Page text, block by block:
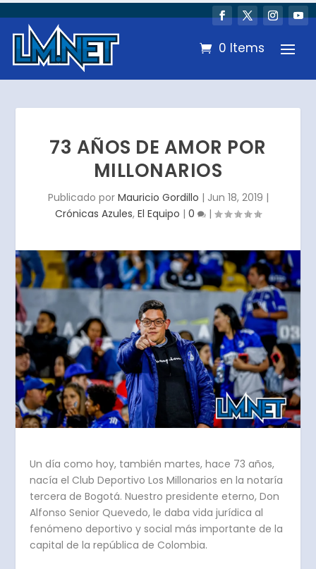
0 Items
73 AÑOS DE AMOR POR
MILLONARIOS
Publicado por Mauricio Gordillo | Jun 18, 2019 |
Crónicas Azules, El Equipo | 0 |
Un día como hoy, también martes, hace 73 años,
nacía el Club Deportivo Los Millonarios en la notaría
tercera de Bogotá. Nuestro presidente eterno, Don
Alfonso Senior Quevedo, le daba vida jurídica al
fenómeno deportivo y social más importante de la
capital de la república de Colombia.